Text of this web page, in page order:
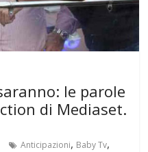
le parole
di Mediaset.
Anticipazioni, Baby Tv,